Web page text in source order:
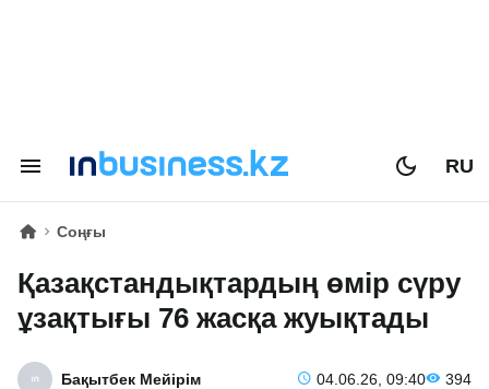
RU
Соңғы
Қазақстандықтардың өмір сүру
ұзақтығы 76 жасқа жуықтады
Бақытбек Мейірім 04.06.26, 09:40 394